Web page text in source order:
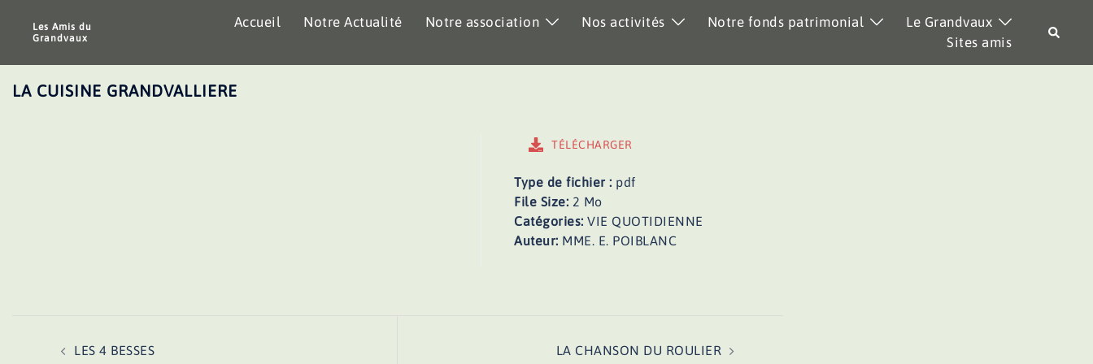
Les Amis du
Grandvaux
Accueil Notre Actualité Notre association Nos activités Notre fonds patrimonial
Le Grandvaux
Sites amis
LA CUISINE GRANDVALLIERE
TÉLÉCHARGER
Type de fichier : pdf
File Size: 2 Mo
Catégories:VIE QUOTIDIENNE
Auteur: MME. E. POIBLANC
LES 4 BESSES LA CHANSON DU ROULIER